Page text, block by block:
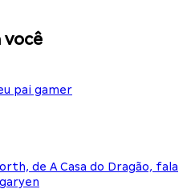
você
pai gamer
de A Casa do Dragão, fala